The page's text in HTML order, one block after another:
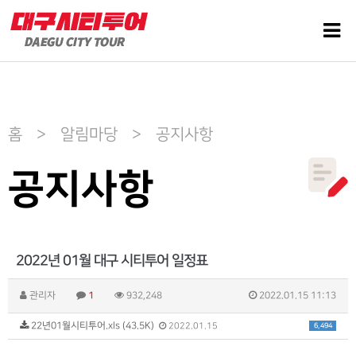
홈 > 알림마당 > 공지사항
공지사항
2022년 01월 대구 시티투어 일정표
관리자 1 932,248 2022.01.15 11:13
6,494
22년01월시티투어.xls (43.5K) 2022.01.15